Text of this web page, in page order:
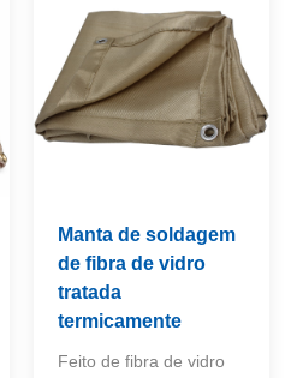
Manta de soldagem
de fibra de vidro
tratada
termicamente
Feito de fibra de vidro